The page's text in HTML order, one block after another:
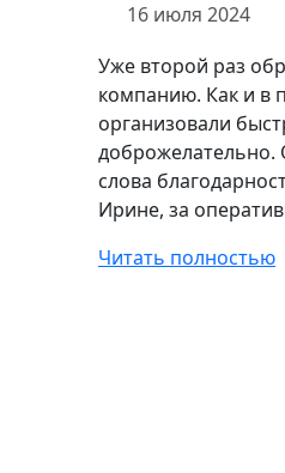
16 июля 2024
Уже второй раз
компанию. Как и в
организовали
доброжелательно.
слова
Ирине, за
Читать полностью